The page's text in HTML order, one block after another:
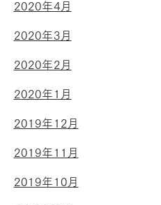
2020年4月
2020年3月
2020年2月
2020年1月
2019年12月
2019年11月
2019年10月